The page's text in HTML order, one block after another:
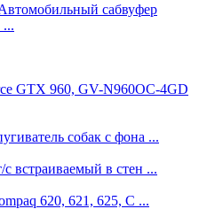
сабвуфер
...
GTX 960, GV-N960OC-4GD
собак с фона ...
встраиваемый в стен ...
620, 621, 625, C ...